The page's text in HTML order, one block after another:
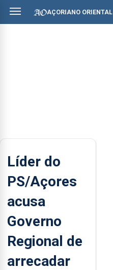
AÇORIANO ORIENTAL
Líder do
PS/Açores
acusa
Governo
Regional de
arrecadar